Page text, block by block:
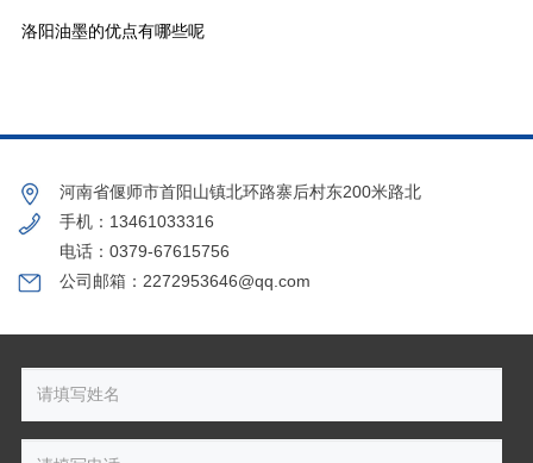
洛阳油墨的优点有哪些呢
河南省偃师市首阳山镇北环路寨后村东200米路北
手机：13461033316
电话：0379-67615756
公司邮箱：2272953646@qq.com